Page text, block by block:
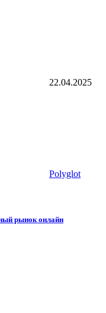
22.04.2025
Polyglot
рынок онлайн